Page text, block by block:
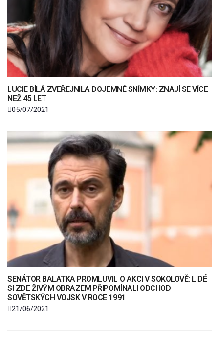
LUCIE BÍLÁ ZVEŘEJNILA DOJEMNÉ SNÍMKY: ZNAJÍ SE VÍCE
NEŽ 45 LET
05/07/2021
SENÁTOR BALATKA PROMLUVIL O AKCI V SOKOLOVĚ: LIDÉ
SI ZDE ŽIVÝM OBRAZEM PŘIPOMÍNALI ODCHOD
SOVĚTSKÝCH VOJSK V ROCE 1991
21/06/2021